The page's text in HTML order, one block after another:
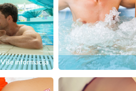
Više informacija